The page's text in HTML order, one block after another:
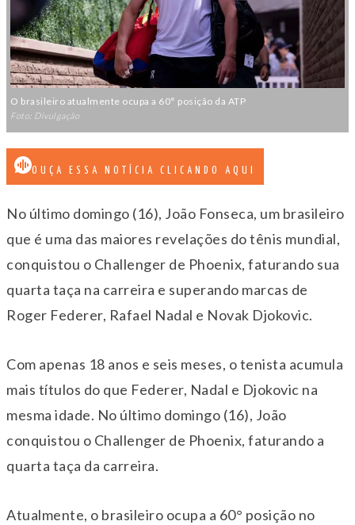
O brasileiro atualmente ocupa a 60° posição da ATP
Foto: Divulgação
OUÇA ESSA NOTÍCIA CLICANDO AQUI
No último domingo (16), João Fonseca, um brasileiro
que é uma das maiores revelações do tênis mundial,
conquistou o Challenger de Phoenix, faturando sua
quarta taça na carreira e superando marcas de
Roger Federer, Rafael Nadal e Novak Djokovic.
Com apenas 18 anos e seis meses, o tenista acumula
mais títulos do que Federer, Nadal e Djokovic na
mesma idade. No último domingo (16), João
conquistou o Challenger de Phoenix, faturando a
quarta taça da carreira.
Atualmente, o brasileiro ocupa a 60° posição no